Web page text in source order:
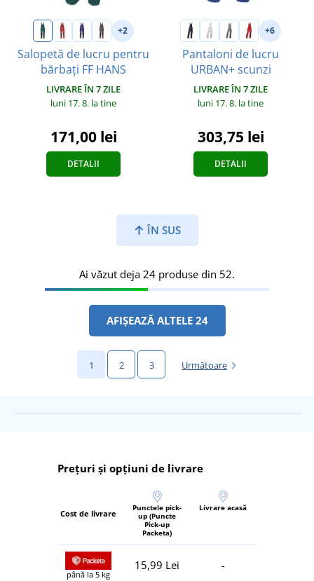
+2
Salopetă de lucru pentru
bărbați FF HANS
LIVRARE ÎN 7 ZILE
luni 17. 8. la tine
171,00 lei
DETALII
+6
Pantaloni de lucru
URBAN+ scunzi
LIVRARE ÎN 7 ZILE
luni 17. 8. la tine
303,75 lei
DETALII
ÎN SUS
Ai văzut deja 24 produse din 52.
AFIȘEAZĂ ALTELE 24
1 2 3 Următoare
Prețuri și opțiuni de livrare
Cost de livrare
Punctele pick-
up (Puncte
Pick-up
Packeta)
Livrare acasă
până la 5 kg
15,99 Lei -